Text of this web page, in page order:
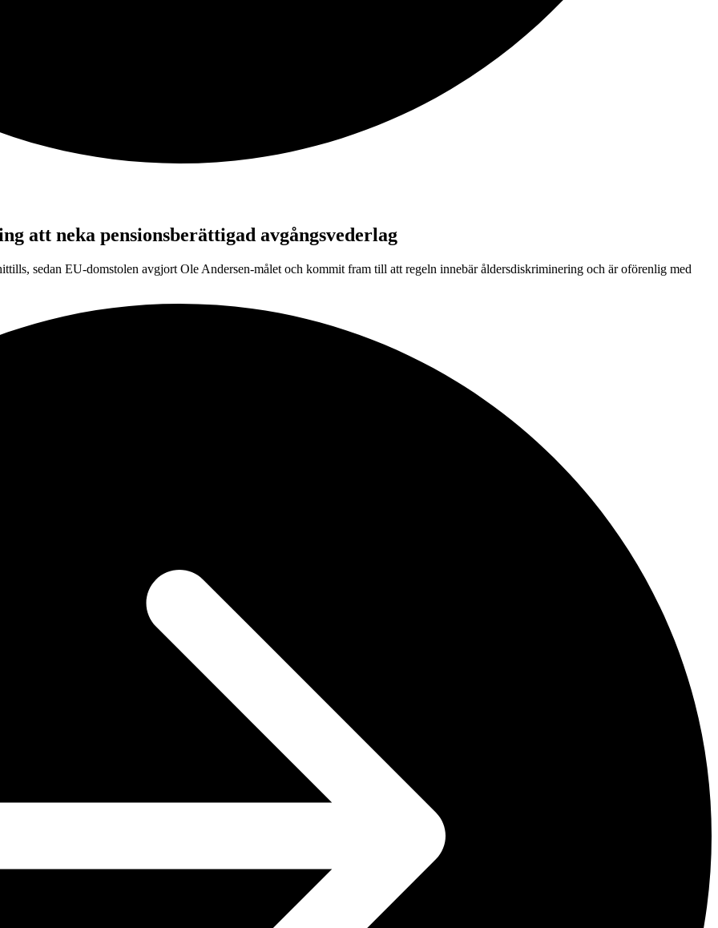
att neka pensionsberättigad avgångsvederlag
sedan EU-domstolen avgjort Ole Andersen-målet och kommit fram till att regeln innebär åldersdiskriminering och är oförenlig med